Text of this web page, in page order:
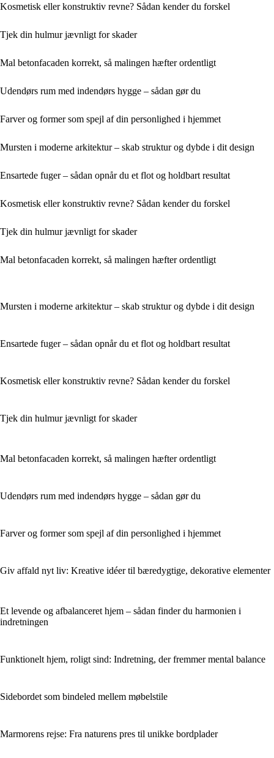
Kosmetisk eller konstruktiv revne? Sådan kender du forskel
Tjek din hulmur jævnligt for skader
Mal betonfacaden korrekt, så malingen hæfter ordentligt
Udendørs rum med indendørs hygge – sådan gør du
Farver og former som spejl af din personlighed i hjemmet
Mursten i moderne arkitektur – skab struktur og dybde i dit design
Ensartede fuger – sådan opnår du et flot og holdbart resultat
Kosmetisk eller konstruktiv revne? Sådan kender du forskel
Tjek din hulmur jævnligt for skader
Mal betonfacaden korrekt, så malingen hæfter ordentligt
Mursten i moderne arkitektur – skab struktur og dybde i dit design
Ensartede fuger – sådan opnår du et flot og holdbart resultat
Kosmetisk eller konstruktiv revne? Sådan kender du forskel
Tjek din hulmur jævnligt for skader
Mal betonfacaden korrekt, så malingen hæfter ordentligt
Udendørs rum med indendørs hygge – sådan gør du
Farver og former som spejl af din personlighed i hjemmet
Giv affald nyt liv: Kreative idéer til bæredygtige, dekorative elementer
Et levende og afbalanceret hjem – sådan finder du harmonien i
indretningen
Funktionelt hjem, roligt sind: Indretning, der fremmer mental balance
Sidebordet som bindeled mellem møbelstile
Marmorens rejse: Fra naturens pres til unikke bordplader